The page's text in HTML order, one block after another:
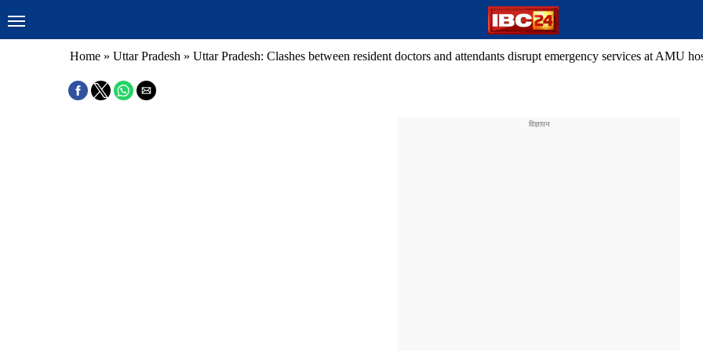
Home » Uttar Pradesh » Uttar Pradesh: Clashes between resident doctors and attendants disrupt emergency services at AMU